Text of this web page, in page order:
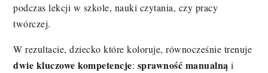
podczas lekcji w szkole, nauki czytania, czy pracy
twórczej.
W rezultacie, dziecko które koloruje, równocześnie trenuje
dwie kluczowe kompetencje: sprawność manualną i